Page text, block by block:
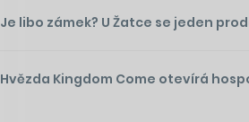
Je libo zámek? U Žatce se jeden
Hvězda Kingdom Come otevírá